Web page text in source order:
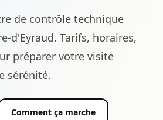
de contrôle technique
d'Eyraud. Tarifs, horaires,
préparer votre visite
sérénité.
Comment ça marche